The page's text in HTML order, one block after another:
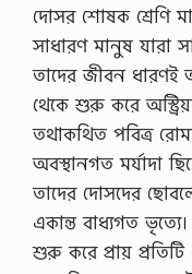
দোসর শোষক শ্রেণি
সাধারণ মানুষ যারা
তাদের জীবন ধারণই
থেকে শুরু করে
তথাকথিত পবিত্র
অবস্থানগত মর্যাদা
তাদের দোসদের
একান্ত বাধ্যগত
শুরু করে প্রায় প্রতিটি